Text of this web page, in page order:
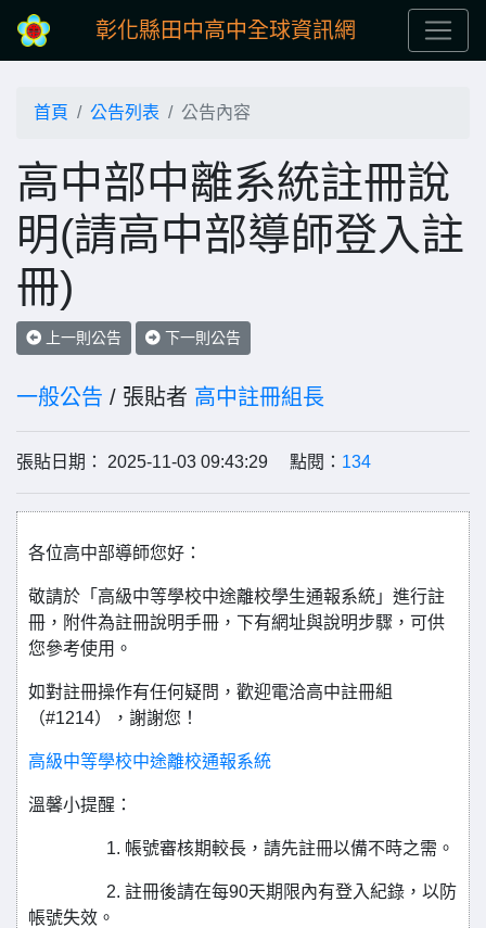
彰化縣田中高中全球資訊網
首頁 公告列表 公告內容
高中部中離系統註冊說
明(請高中部導師登入註
冊)
上一則公告 下一則公告
一般公告 / 張貼者 高中註冊組長
張貼日期： 2025-11-03 09:43:29 點閱： 134
各位高中部導師您好：
敬請於「高級中等學校中途離校學生通報系統」進行註
冊，附件為註冊說明手冊，下有網址與說明步驟，可供
您參考使用。
如對註冊操作有任何疑問，歡迎電洽高中註冊組
（#1214），謝謝您！
高級中等學校中途離校通報系統
溫馨小提醒：
1. 帳號審核期較長，請先註冊以備不時之需。
2. 註冊後請在每90天期限內有登入紀錄，以防
帳號失效。